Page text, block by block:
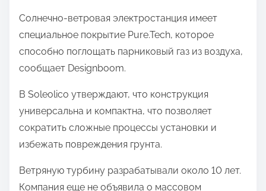
Солнечно-ветровая электростанция имеет
специальное покрытие Pure.Tech, которое
способно поглощать парниковый газ из воздуха,
сообщает Designboom.
В Soleolico утверждают, что конструкция
универсальна и компактна, что позволяет
сократить сложные процессы установки и
избежать повреждения грунта.
Ветряную турбину разрабатывали около 10 лет.
Компания еще не объявила о массовом